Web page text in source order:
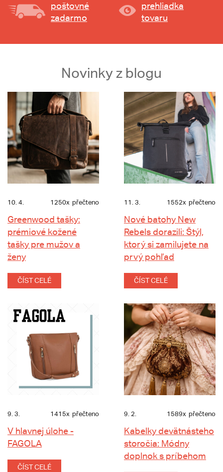
poštovné
zadarmo
prehliadka
tovaru
Novinky z blogu
10. 4. 1250x přečteno
Greenwood tašky:
prémiové kožené
tašky pre mužov a
ženy
ČÍST CELÉ
11. 3. 1552x přečteno
Nové batohy New
Rebels dorazili: Štýl,
ktorý si zamilujete na
prvý pohľad
ČÍST CELÉ
9. 3. 1415x přečteno
V hlavnej úlohe -
FAGOLA
ČÍST CELÉ
9. 2. 1589x přečteno
Kabelky devätnásteho
storočia: Módny
doplnok s príbehom